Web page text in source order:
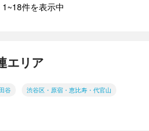
件を表示中
エリア
谷 渋谷区・原宿・恵比寿・代官山